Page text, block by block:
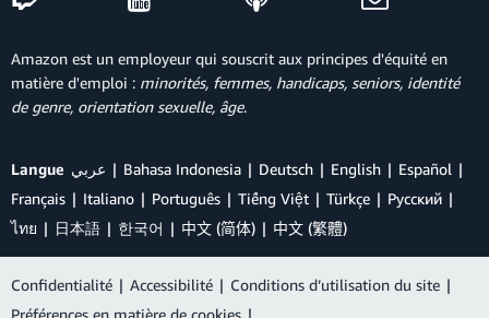
Amazon est un employeur qui souscrit aux principes d'équité en
matière d'emploi : minorités, femmes, handicaps, seniors, identité
de genre, orientation sexuelle, âge.
Langue عربي Bahasa Indonesia Deutsch English
Español
Français
Italiano Português Tiếng Việt Türkçe
Ρусский
ไทย
日本語 한국어 中文 (简体) 中文 (繁體)
Confidentialité | Accessibilité | Conditions d’utilisation du site |
Préférences en matière de cookies |